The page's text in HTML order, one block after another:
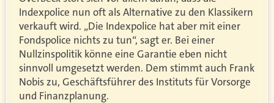
Indexpolice nun oft als Alternative zu den Klassikern
verkauft wird. „Die Indexpolice hat aber mit einer
Fondspolice nichts zu tun“, sagt er. Bei einer
Nullzinspolitik könne eine Garantie eben nicht
sinnvoll umgesetzt werden. Dem stimmt auch Frank
Nobis zu, Geschäftsführer des Instituts für Vorsorge
und Finanzplanung.